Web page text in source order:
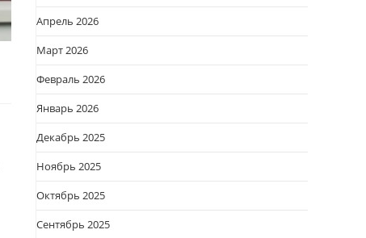
Апрель 2026
Март 2026
Февраль 2026
Январь 2026
Декабрь 2025
Ноябрь 2025
Октябрь 2025
Сентябрь 2025